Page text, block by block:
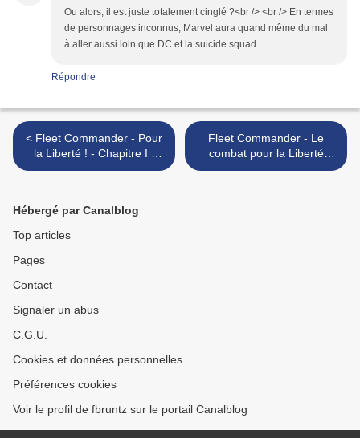
Ou alors, il est juste totalement cinglé ?<br /> <br /> En termes
de personnages inconnus, Marvel aura quand même du mal
à aller aussi loin que DC et la suicide squad.
Répondre
< Fleet Commander - Pour
la Liberté ! - Chapitre I -
Partie 1
Fleet Commander - Le
combat pour la Liberté
gagne Phébé ! >
Hébergé par Canalblog
Top articles
Pages
Contact
Signaler un abus
C.G.U.
Cookies et données personnelles
Préférences cookies
Voir le profil de fbruntz sur le portail Canalblog